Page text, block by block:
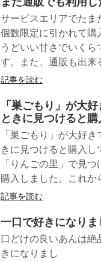
サービスエリアでたま
個数限定に引かれて購
うどいい甘さでいくら
す。また、通販も出来
記事を読む
「巣ごもり」が大
ときに見つけると
「巣ごもり」が大好
きに見つけると購入し
「りんごの里」で見
購入しました。これか
記事を読む
一口で好きになりま
口どけの良いあんは絶
きになりまし